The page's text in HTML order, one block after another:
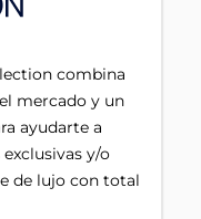
combina
mercado y un
ayudarte a
y/o
de lujo con total